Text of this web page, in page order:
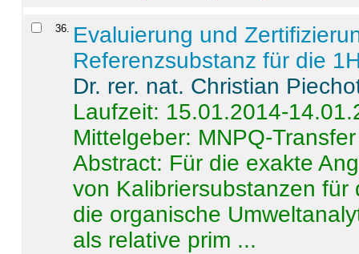
36. Evaluierung und
Referenzsubstanz für die
Dr. rer. nat. Christian
Laufzeit: 15.01.2014-
Mittelgeber: MNPQ-Transfer
Abstract: Für die exakte
von Kalibriersubstanzen
die organische
als relative prim ...